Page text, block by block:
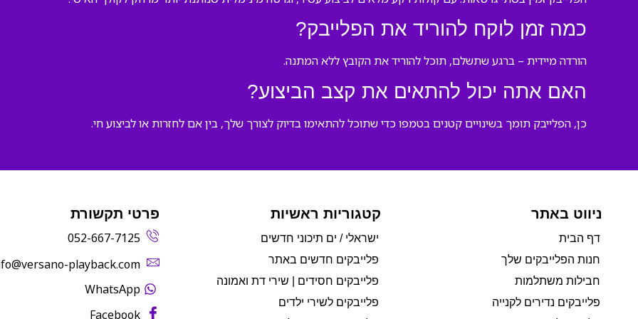
כמה זמן לוקח להוריד את הפלייבק?
הורדה מיידית – ברגע שתשלם, תוכל להוריד את הקובץ ללא המתנה.
האם אתה יכול להתאים את קצב הביצוע?
כן, הפלייבק תומך בשינויים קטנים בטמפו כדי שתוכל להתאימו בדיוק לצורך שלך, בין אם לחזרות או לביצוע חי.
ניווט באתר
דף הבית
חנות הפלייבקים שלך
חבילות משתלמות
פלייבקים נדירים לקנייה
קטגוריות ראשיות
ישראלי / ים תיכוני חדשים
פלייבקים חדשים באתר
פלייבקים חסידים | שירי דת ואמונה
פלייבקים לשירי ילדים
פרטי תקשורת
052-667-7125
playback.com‬
WhatsApp
Facebook